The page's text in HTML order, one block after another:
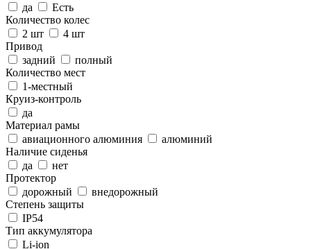
да
Есть
Количество колес
2 шт
4 шт
Привод
задний
полный
Количество мест
1-местный
Круиз-контроль
да
Материал рамы
авиационного алюминия
алюминий
Наличие сиденья
да
нет
Протектор
дорожный
внедорожный
Степень защиты
IP54
Тип аккумулятора
Li-ion